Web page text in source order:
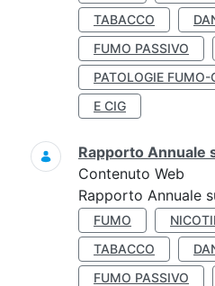
TABACCO
FUMO PASSIVO
PATOLOGIE FUMO-
E CIG
Rapporto Annuale
Contenuto Web
Rapporto Annuale
FUMO
TABACCO
FUMO PASSIVO